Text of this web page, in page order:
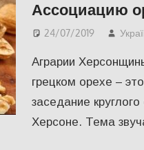
Ассоциацию
24/07/2019
Аграрии
грецком орехе –
заседание
Херсоне. Тема